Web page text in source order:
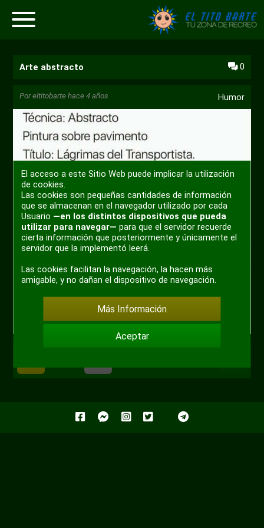
Arte abstracto 0
Poreltitobarte hace 4 años Humor
El acceso a este Sitio Web puede implicar la utilización
de cookies.
Las cookies son pequeñas cantidades de información
que se almacenan en el navegador utilizado por cada
Usuario —en los distintos dispositivos que pueda
utilizar para navegar— para que el servidor recuerde
cierta información que posteriormente y únicamente el
servidor que la implementó leerá.
Las cookies facilitan la navegación, la hacen más
amigable, y no dañan el dispositivo de navegación.
Más Información
Aceptar